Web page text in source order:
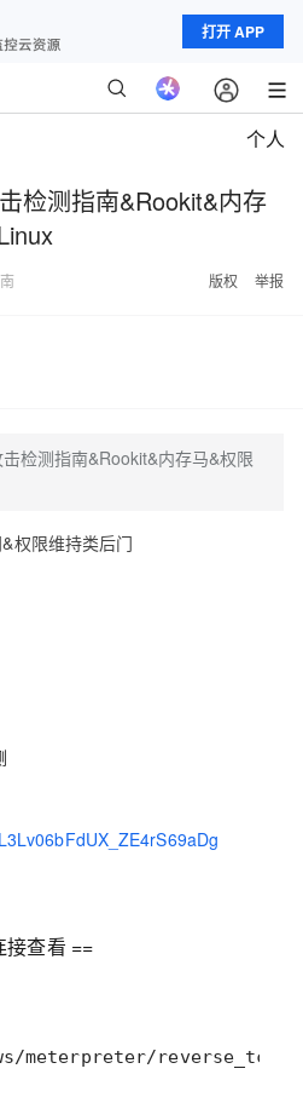
打开 APP
个人
检测指南&Rookit&内存
版权 举报
击检测指南&Rookit&内存马&权限
权限维持类后门
接查看 ==